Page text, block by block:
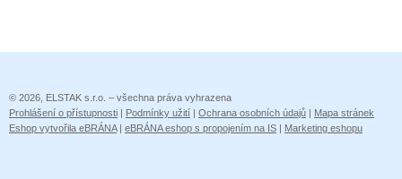
© 2026, ELSTAK s.r.o. – všechna práva vyhrazena
Prohlášení o přístupnosti
Podmínky užití Ochrana osobních údajů
Mapa stránek
Eshop vytvořila eBRÁNA| eBRÁNA eshop s propojením na IS Marketing eshopu